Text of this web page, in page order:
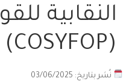
النقابية
(COSYFOP)
نُشر بتاريخ: 03/06/2025